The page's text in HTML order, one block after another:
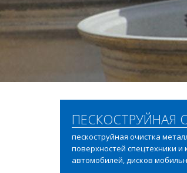
ПЕСКОСТРУЙНАЯ
пескоструйная очистка
поверхностей спецтехники и
автомобилей, дисков